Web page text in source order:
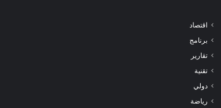
اقتصاد
برنامج
تقارير
تقنية
دولي
رياضة